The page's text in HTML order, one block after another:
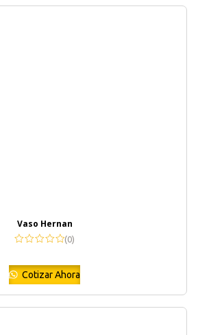
Vaso Hernan
(0)
Cotizar Ahora